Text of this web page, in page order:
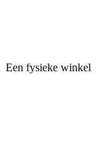
Een fysieke winkel